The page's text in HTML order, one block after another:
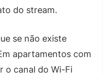
do stream.
se não existe
apartamentos com
o canal do Wi-Fi